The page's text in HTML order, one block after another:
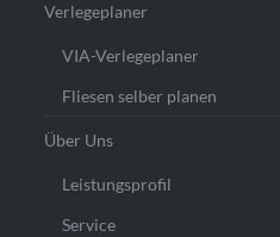
Verlegeplaner
VIA-Verlegeplaner
Fliesen selber planen
Über Uns
Leistungsprofil
Service